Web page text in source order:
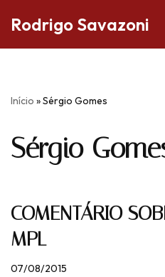
conteúdo
Rodrigo Savazoni
Início »Sérgio Gomes
Sérgio
COMENTÁRIO
MPL
07/08/2015